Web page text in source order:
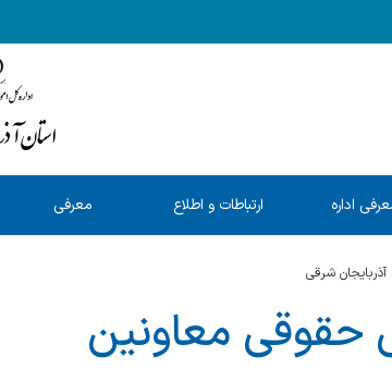
اداره
کل
ارتباطات و اطلاع معرفی
آذربايجان شرقي
معاونین